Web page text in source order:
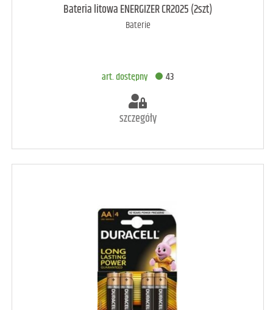
art. dostępny 116
Bateria litowa ENERGIZER CR2025 (2szt)
Baterie
art. dostępny 43
szczegóły